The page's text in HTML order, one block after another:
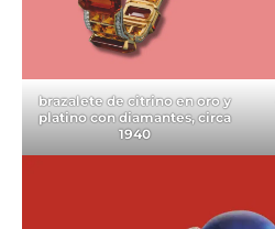
brazalete de citrino en oro y
platino con diamantes, circa
1940